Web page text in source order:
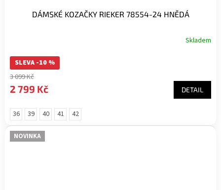
DÁMSKÉ KOZAČKY RIEKER 78554-24 HNĚDÁ
Skladem
SLEVA -10 %
3 099 Kč
2 799 Kč DETAIL
36 39 40 41 42
NOVINKA